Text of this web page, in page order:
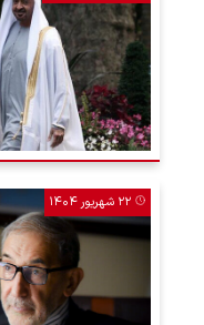
۲۲ شهریور ۱۴۰۴